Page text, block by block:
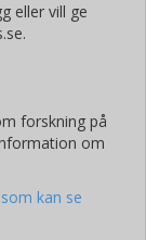
eller vill ge
forskning på
om
kan se